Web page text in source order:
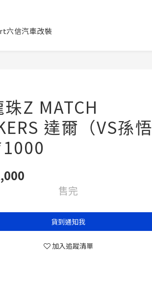
六信汽車改裝
Z MATCH
達爾（VS孫悟
售完
貨到通知我
加入追蹤清單